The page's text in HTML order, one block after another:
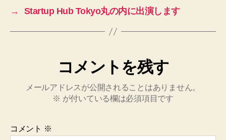
→
Startup Hub Tokyo丸の内に出演します
コメントを残す
メールアドレスが公開されることはありません。
※ が付いている欄は必須項目です
コメント ※